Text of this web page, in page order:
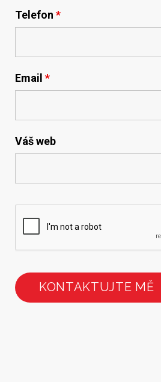
Telefon *
Email *
Váš web